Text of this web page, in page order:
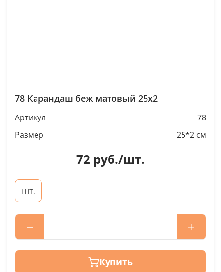
78 Карандаш беж матовый 25х2
Артикул
78
Размер
25*2 см
72 руб./шт.
шт.
Купить